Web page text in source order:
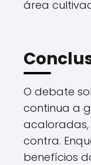
área
O debate
continua a
contra.
benefícios